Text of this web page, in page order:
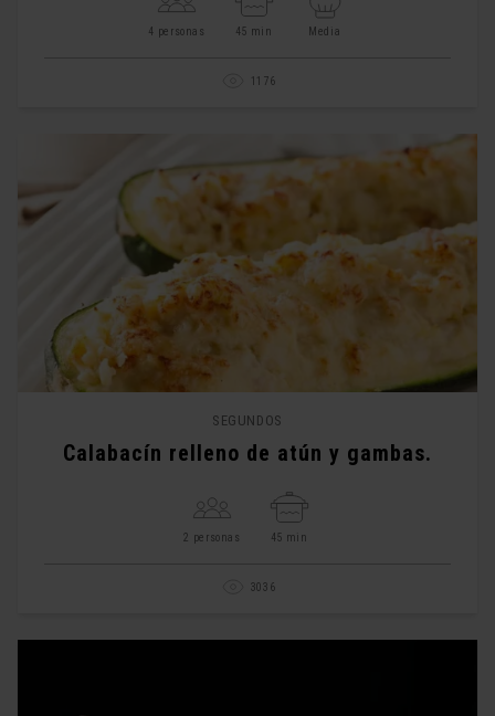
4 personas 45 min Media
1176
SEGUNDOS
Calabacín relleno de atún y gambas.
2 personas 45 min
3036